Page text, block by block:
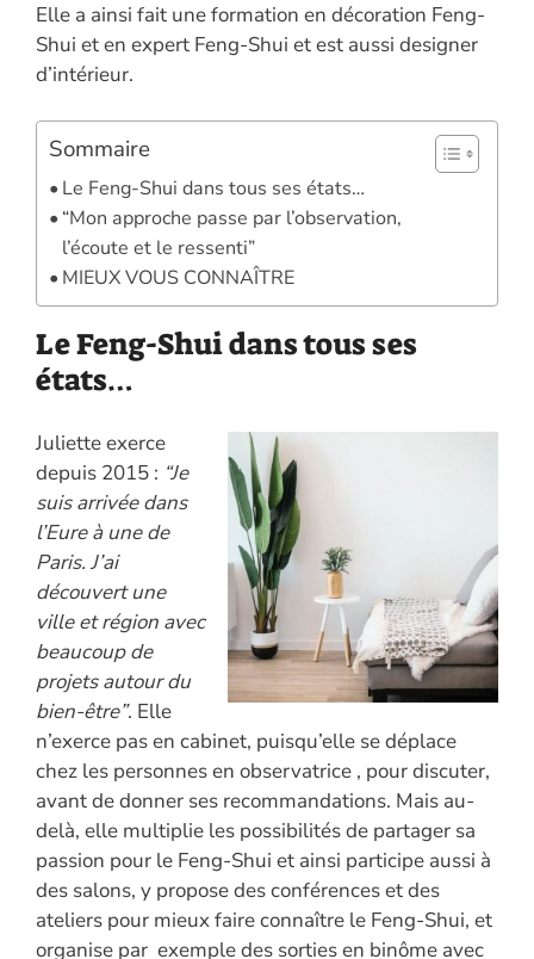
Elle a ainsi fait une formation en décoration Feng-
Shui et en expert Feng-Shui et est aussi designer
d’intérieur.
Sommaire
Le Feng-Shui dans tous ses états…
“Mon approche passe par l’observation,
l’écoute et le ressenti”
MIEUX VOUS CONNAÎTRE
Le Feng-Shui dans tous ses
états…
Juliette exerce
depuis 2015 : “Je
suis arrivée dans
l’Eure à une de
Paris. J’ai
découvert une
ville et région avec
beaucoup de
projets autour du
bien-être”. Elle
n’exerce pas en cabinet, puisqu’elle se déplace
chez les personnes en observatrice , pour discuter,
avant de donner ses recommandations. Mais au-
delà, elle multiplie les possibilités de partager sa
passion pour le Feng-Shui et ainsi participe aussi à
des salons, y propose des conférences et des
ateliers pour mieux faire connaître le Feng-Shui, et
organise par exemple des sorties en binôme avec